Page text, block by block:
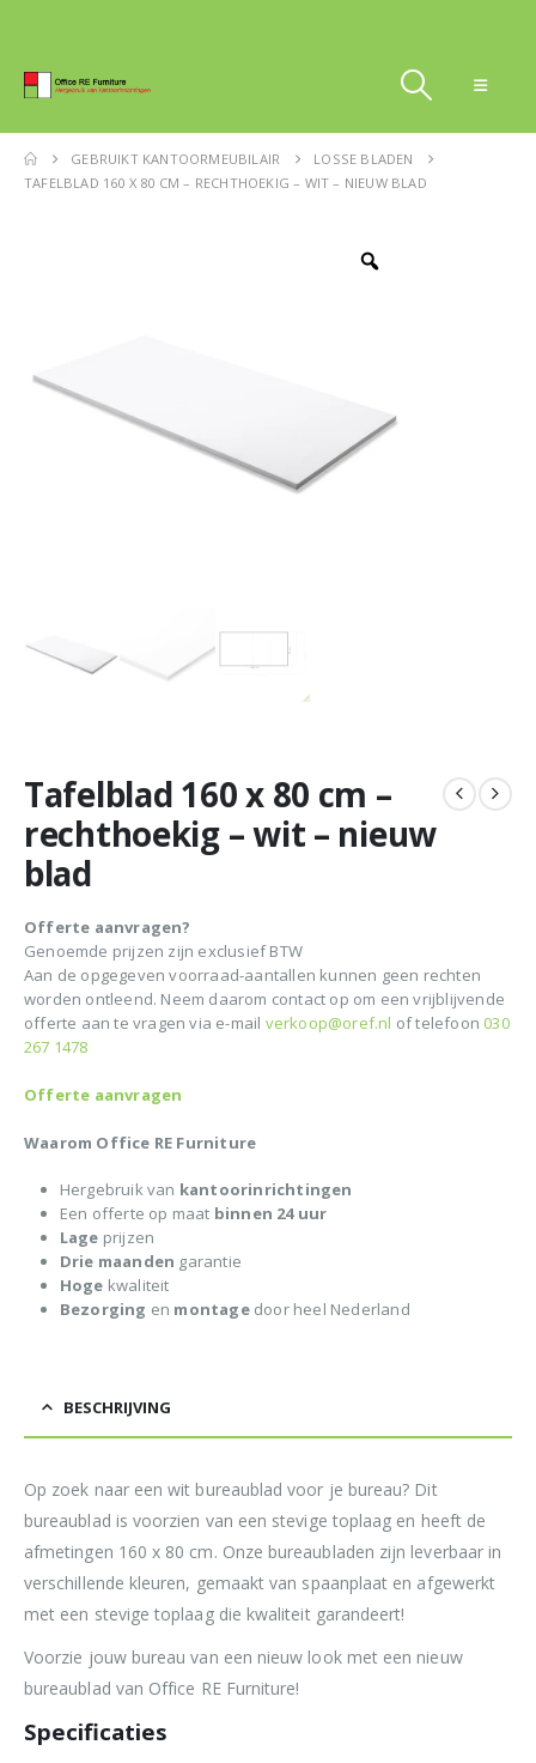
GEBRUIKT KANTOORMEUBILAIR
LOSSE BLADEN
TAFELBLAD 160 X 80 CM – RECHTHOEKIG – WIT – NIEUW BLAD
Tafelblad 160 x 80 cm –
rechthoekig – wit – nieuw
blad
Offerte aanvragen?
Genoemde prijzen zijn exclusief BTW
Aan de opgegeven voorraad-aantallen kunnen geen rechten
worden ontleend. Neem daarom contact op om een vrijblijvende
offerte aan te vragen via e-mail verkoop@oref.nl of telefoon 030
267 1478
Offerte aanvragen
Waarom Office RE Furniture
Hergebruik van kantoorinrichtingen
Een offerte op maat binnen 24 uur
Lage prijzen
Drie maanden garantie
Hoge kwaliteit
Bezorging en montagedoor heel Nederland
BESCHRIJVING
Op zoek naar een wit bureaublad voor je bureau? Dit
bureaublad is voorzien van een stevige toplaag en heeft de
afmetingen 160 x 80 cm. Onze bureaubladen zijn leverbaar in
verschillende kleuren, gemaakt van spaanplaat en afgewerkt
met een stevige toplaag die kwaliteit garandeert!
Voorzie jouw bureau van een nieuw look met een nieuw
bureaublad van Office RE Furniture!
Specificaties